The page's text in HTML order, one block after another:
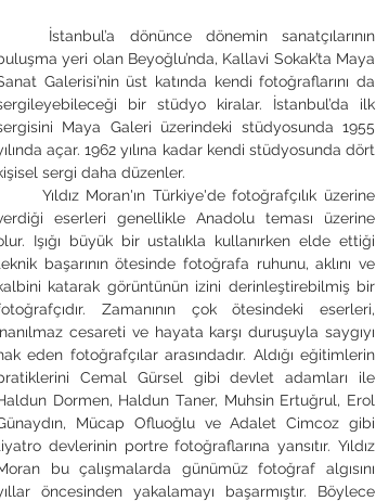
yeri olan Beyoğlu’nda, Kallavi Sokak’ta Maya
Galerisi’nin üst katında kendi fotoğraflarını da
bir stüdyo kiralar. İstanbul’da ilk
Maya Galeri üzerindeki stüdyosunda 1955
açar. 1962 yılına kadar kendi stüdyosunda dört
sergi daha düzenler.
eserleri genellikle Anadolu teması üzerine
Işığı büyük bir ustalıkla kullanırken elde ettiği
başarının ötesinde fotoğrafa ruhunu, aklını ve
katarak görüntünün izini derinleştirebilmiş bir
Zamanının çok ötesindeki eserleri,
cesareti ve hayata karşı duruşuyla saygıyı
eden fotoğrafçılar arasındadır. Aldığı eğitimlerin
Cemal Gürsel gibi devlet adamları ile
Dormen, Haldun Taner, Muhsin Ertuğrul, Erol
Mücap Ofluoğlu ve Adalet Cimcoz gibi
devlerinin portre fotoğraflarına yansıtır. Yıldız
bu çalışmalarda günümüz fotoğraf algısını
öncesinden yakalamayı başarmıştır. Böylece